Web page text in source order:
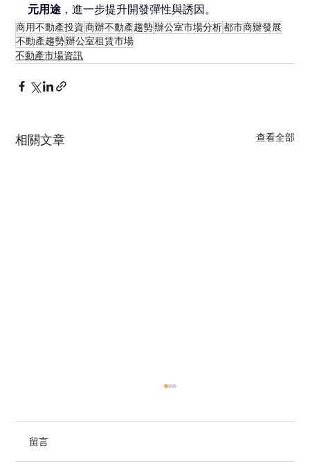
元用途 ，進一步提升開發彈性與誘因。
商用不動產投資商辦不動產趨勢辦公室市場分析都市商辦發展
不動產趨勢辦公室租賃市場
不動產市場資訊
相關文章 查看全部
留言